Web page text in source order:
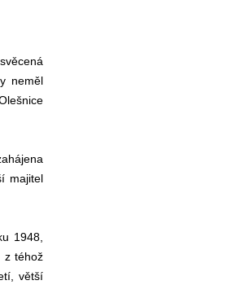
neměl
majitel
1948,
z téhož
větší